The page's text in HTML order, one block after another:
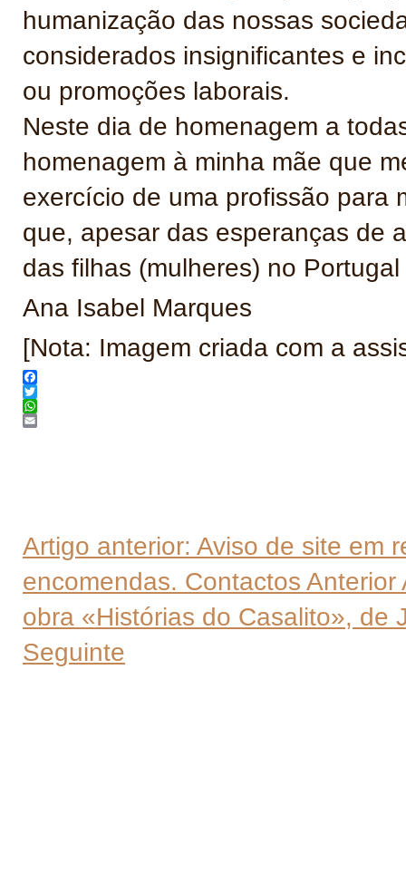
humanização das nossas
considerados insignificantes e
ou promoções laborais.
Neste dia de homenagem a
homenagem à minha mãe que
exercício de uma profissão para
que, apesar das esperanças de
das filhas (mulheres) no
Ana Isabel Marques
[Nota: Imagem criada com a
Facebook
Twitter
WhatsApp
Artigo anterior: Aviso de site em
encomendas. Contactos Anterior
obra «Histórias do Casalito», de
Seguinte